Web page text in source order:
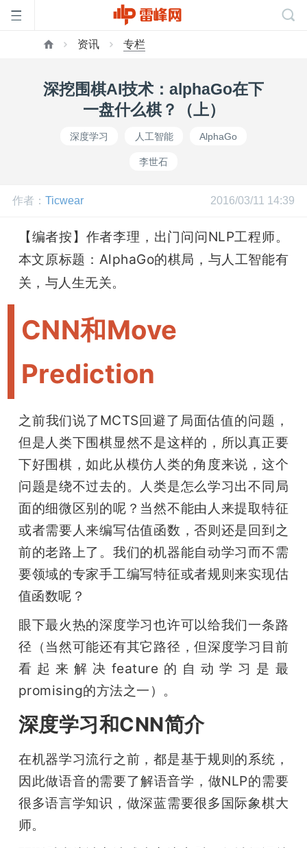
公
中
心
GAIR
专
爱
搞
机
资讯 专栏
深挖围棋AI技术：alphaGo在下
一盘什么棋？（上）
深度学习 人工智能 AlphaGo
李世石
作者： Ticwear 2016/03/11 14:39
【编者按】作者李理，出门问问NLP工程师。
本文原标题：AlphaGo的棋局，与人工智能有
关，与人生无关。
CNN和Move
Prediction
之前我们说了MCTS回避了局面估值的问题，
但是人类下围棋显然不是这样的，所以真正要
下好围棋，如此从模仿人类的角度来说，这个
问题是绕不过去的。人类是怎么学习出不同局
面的细微区别的呢？当然不能由人来提取特征
或者需要人来编写估值函数，否则还是回到之
前的老路上了。我们的机器能自动学习而不需
要领域的专家手工编写特征或者规则来实现估
值函数呢？
眼下最火热的深度学习也许可以给我们一条路
径（当然可能还有其它路径，但深度学习目前
看起来解决feature的自动学习是最
promising的方法之一）。
深度学习和CNN简介
在机器学习流行之前，都是基于规则的系统，
因此做语音的需要了解语音学，做NLP的需要
很多语言学知识，做深蓝需要很多国际象棋大
师。